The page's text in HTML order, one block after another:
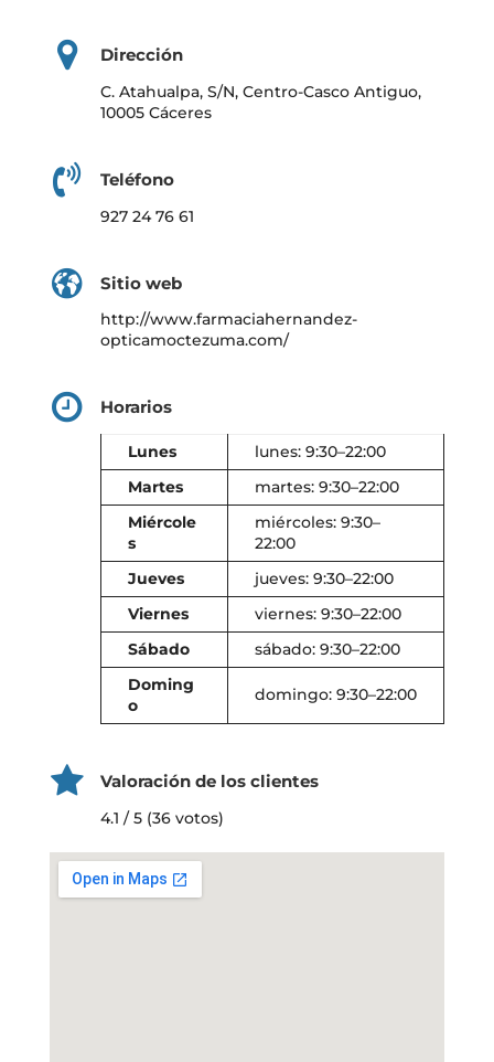
Dirección
C. Atahualpa, S/N, Centro-Casco Antiguo,
10005 Cáceres
Teléfono
927 24 76 61
Sitio web
http://www.farmaciahernandez-
opticamoctezuma.com/
Horarios
Lunes
lunes: 9:30–22:00
Martes
martes: 9:30–22:00
Miércole
s
miércoles: 9:30–
22:00
Jueves
jueves: 9:30–22:00
Viernes
viernes: 9:30–22:00
Sábado
sábado: 9:30–22:00
Doming
o
domingo: 9:30–22:00
Valoración de los clientes
4.1 / 5 (36 votos)